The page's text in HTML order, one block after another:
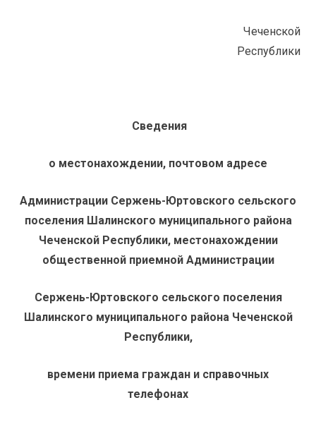
Чеченской
Республики
Сведения
о местонахождении, почтовом адресе
Администрации Сержень-Юртовского сельского
поселения Шалинского муниципального района
Чеченской Республики, местонахождении
общественной приемной Администрации
Сержень-Юртовского сельского поселения
Шалинского муниципального района Чеченской
Республики,
времени приема граждан и справочных
телефонах